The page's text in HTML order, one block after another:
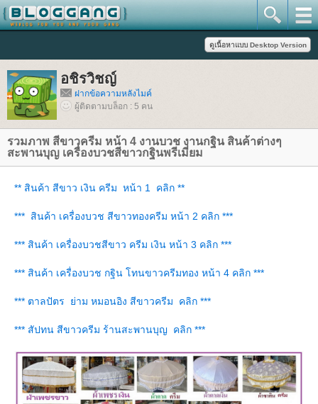
อชิรวิชญ์
ฝากข้อความหลังไมค์
ผู้ติดตามบล็อก : 5 คน
รวมภาพ สีขาวครีม หน้า 4 งานบวช งานกฐิน สินค้าต่างๆ
สะพานบุญ เครื่องบวชสีขาวกฐินพรีเมี่ยม
** สินค้า สีขาว เงิน ครีม หน้า 1 คลิก **
*** สินค้า เครื่องบวช สีขาวทองครีม หน้า 2 คลิก ***
*** สินค้า เครื่องบวชสีขาว ครีม เงิน หน้า 3 คลิก ***
*** สินค้า เครื่องบวช กฐิน โทนขาวครีมทอง หน้า 4 คลิก ***
*** ตาลปัตร ย่าม หมอนอิง สีขาวครีม คลิก ***
*** สัปทน สีขาวครีม ร้านสะพานบุญ คลิก ***